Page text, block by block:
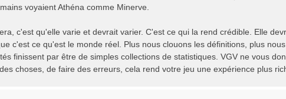
voyaient Athéna comme Minerve.
c'est qu'elle varie et devrait varier. C'est ce qui la rend crédible. Elle
c'est ce qu'est le monde réel. Plus nous clouons les définitions, plus
finissent par être de simples collections de statistiques. VGV ne vous
choses, de faire des erreurs, cela rend votre jeu une expérience plus